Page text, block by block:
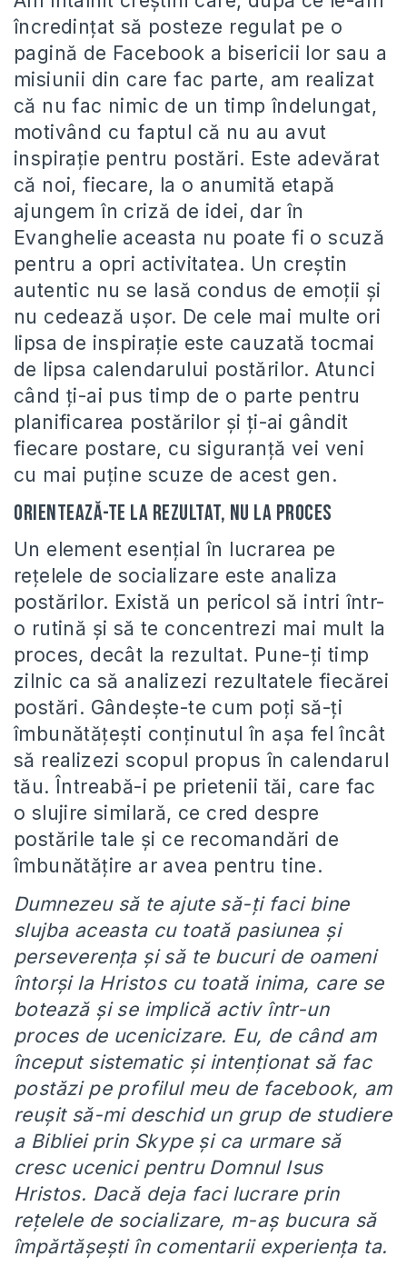
încredințat să posteze regulat pe o
pagină de Facebook a bisericii lor sau a
misiunii din care fac parte, am realizat
că nu fac nimic de un timp îndelungat,
motivând cu faptul că nu au avut
inspirație pentru postări. Este adevărat
că noi, fiecare, la o anumită etapă
ajungem în criză de idei, dar în
Evanghelie aceasta nu poate fi o scuză
pentru a opri activitatea. Un creștin
autentic nu se lasă condus de emoții și
nu cedează ușor. De cele mai multe ori
lipsa de inspirație este cauzată tocmai
de lipsa calendarului postărilor. Atunci
când ți-ai pus timp de o parte pentru
planificarea postărilor și ți-ai gândit
fiecare postare, cu siguranță vei veni
cu mai puține scuze de acest gen.
Orientează-te la rezultat, nu la proces
Un element esențial în lucrarea pe
rețelele de socializare este analiza
postărilor. Există un pericol să intri într-
o rutină și să te concentrezi mai mult la
proces, decât la rezultat. Pune-ți timp
zilnic ca să analizezi rezultatele fiecărei
postări. Gândește-te cum poți să-ți
îmbunătățești conținutul în așa fel încât
să realizezi scopul propus în calendarul
tău. Întreabă-i pe prietenii tăi, care fac
o slujire similară, ce cred despre
postările tale și ce recomandări de
îmbunătățire ar avea pentru tine.
Dumnezeu să te ajute să-ți faci bine
slujba aceasta cu toată pasiunea și
perseverența și să te bucuri de oameni
întorși la Hristos cu toată inima, care se
botează și se implică activ într-un
proces de ucenicizare. Eu, de când am
început sistematic și intenționat să fac
postăzi pe profilul meu de facebook, am
reușit să-mi deschid un grup de studiere
a Bibliei prin Skype și ca urmare să
cresc ucenici pentru Domnul Isus
Hristos. Dacă deja faci lucrare prin
rețelele de socializare, m-aș bucura să
împărtășești în comentarii experiența ta.